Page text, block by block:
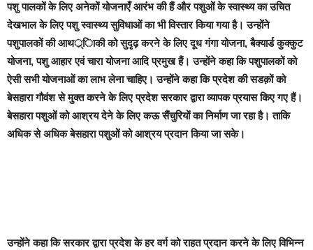
पशु पालकों के लिए अनेकों योजनाएँ आरंभ की हैं और पशुओं के स्वास्थ्य का उचित
देखभाल के लिए पशु स्वास्थ्य सुविधाओं का भी विस्तार किया गया है। उन्होंने
पशुपालकों की आथर््िाकी को सुदृढ़ करने के लिए दूध गंगा योजना, बैक्यार्ड कुक्कुट
योजना, पशु आहार एवं चारा योजना आदि प्रमुख हैं। उन्होंने कहा कि पशुपालकों को
ऐसी सभी योजनाओं का लाभ लेना चाहिए। उन्होंने कहा कि प्रदेश की सडक़ों को
बेसहारा गौवंश से मुक्त करने के लिए प्रदेश सरकार द्वारा व्यापक प्रयास किए गए हैं।
बेसहारा पशुओं को आश्रय देने के लिए कऊ सैंचुरियों का निर्माण जा रहा है। ताकि
अधिक से अधिक बेसहारा पशुओं को आश्रय प्रदान किया जा सके।
उन्होंने कहा कि सरकार द्वारा प्रदेश के हर वर्ग को राहत प्रदान करने के लिए विभिन्न